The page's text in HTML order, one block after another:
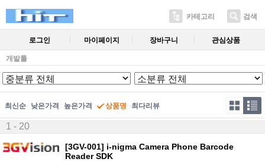
카테고리 검색
로그인 마이페이지 장바구니 관심상품
개발툴
최신순 낮은가격 높은가격 상품명 최다리뷰
1 - 20
[3GV-001] i-nigma Camera Phone Barcode
Reader SDK